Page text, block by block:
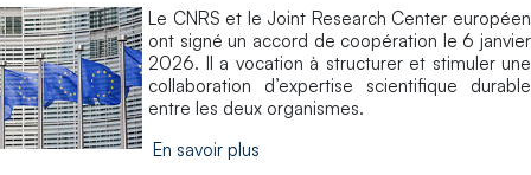
Le CNRS et le Joint Research Center européen
ont signé un accord de coopération le 6 janvier
2026. Il a vocation à structurer et stimuler une
collaboration d’expertise scientifique durable
entre les deux organismes.
En savoir plus